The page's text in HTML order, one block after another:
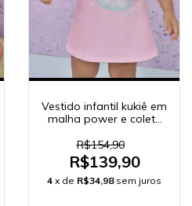
Vestido infantil kukiê em
malha power e colete
R$154,90
R$139,90
4 x de R$34,98 sem juros